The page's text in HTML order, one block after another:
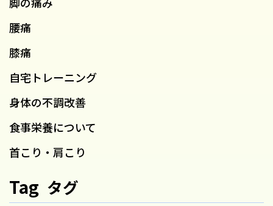
腰痛
膝痛
自宅トレーニング
身体の不調改善
食事栄養について
首こり・肩こり
Tag タグ